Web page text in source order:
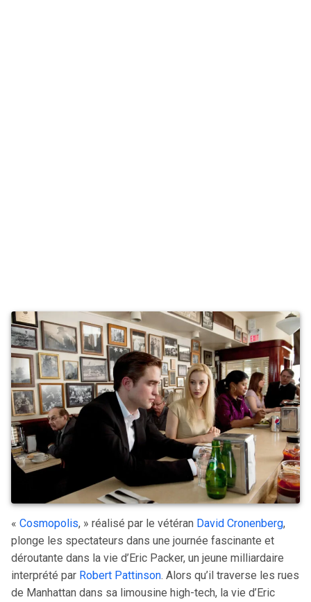
« Cosmopolis, » réalisé par le vétéran David Cronenberg,
plonge les spectateurs dans une journée fascinante et
déroutante dans la vie d’Eric Packer, un jeune milliardaire
interprété par Robert Pattinson. Alors qu’il traverse les rues
de Manhattan dans sa limousine high-tech, la vie d’Eric